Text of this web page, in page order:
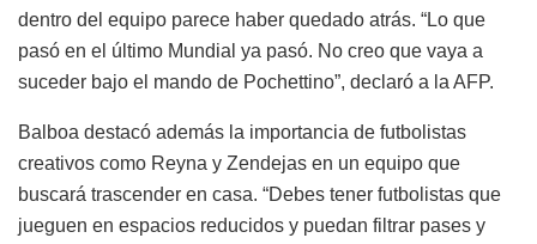
dentro del equipo parece haber quedado atrás. “Lo que
pasó en el último Mundial ya pasó. No creo que vaya a
suceder bajo el mando de Pochettino”, declaró a la AFP.
Balboa destacó además la importancia de futbolistas
creativos como Reyna y Zendejas en un equipo que
buscará trascender en casa. “Debes tener futbolistas que
jueguen en espacios reducidos y puedan filtrar pases y